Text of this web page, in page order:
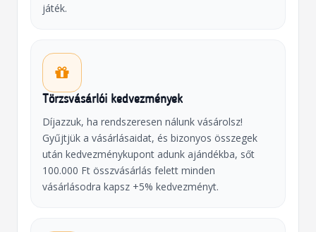
játék.
Törzsvásárlói kedvezmények
Díjazzuk, ha rendszeresen nálunk vásárolsz!
Gyűjtjük a vásárlásaidat, és bizonyos összegek
után kedvezménykupont adunk ajándékba, sőt
100.000 Ft összvásárlás felett minden
vásárlásodra kapsz +5% kedvezményt.